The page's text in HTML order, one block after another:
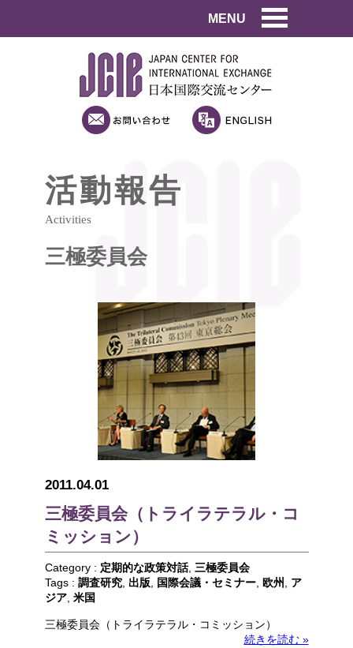
MENU
活動報告
Activities
三極委員会
2011.04.01
三極委員会（トライラテラル・コ
ミッション）
Category : 定期的な政策対話, 三極委員会
Tags : 調査研究, 出版 国際会議・セミナー, 欧州
ア
ジア, 米国
三極委員会（トライラテラル・コミッション）
続きを読む »